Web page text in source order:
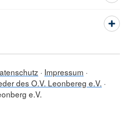
Impressum
des O.V. Leonbereg e.V.
e.V.